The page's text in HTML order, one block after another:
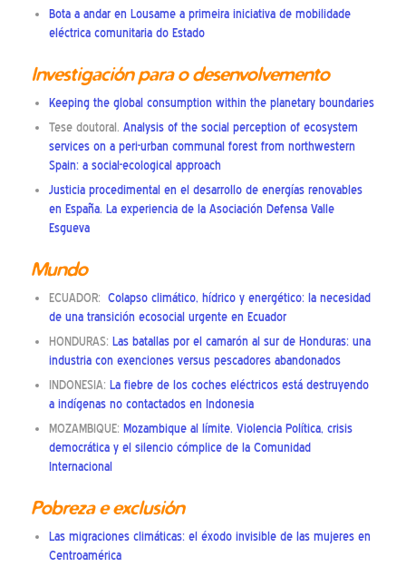
Bota a andar en Lousame a primeira iniciativa de mobilidade
eléctrica comunitaria do Estado
Investigación para o desenvolvemento
Keeping the global consumption within the planetary boundaries
Tese doutoral. Analysis of the social perception of ecosystem
services on a peri-urban communal forest from northwestern
Spain: a social-ecological approach
Justicia procedimental en el desarrollo de energías renovables
en España. La experiencia de la Asociación Defensa Valle
Esgueva
Mundo
ECUADOR: Colapso climático, hídrico y energético: la necesidad
de una transición ecosocial urgente en Ecuador
HONDURAS: Las batallas por el camarón al sur de Honduras: una
industria con exenciones versus pescadores abandonados
INDONESIA: La fiebre de los coches eléctricos está destruyendo
a indígenas no contactados en Indonesia
MOZAMBIQUE: Mozambique al límite. Violencia Política, crisis
democrática y el silencio cómplice de la Comunidad
Internacional
Pobreza e exclusión
Las migraciones climáticas: el éxodo invisible de las mujeres en
Centroamérica